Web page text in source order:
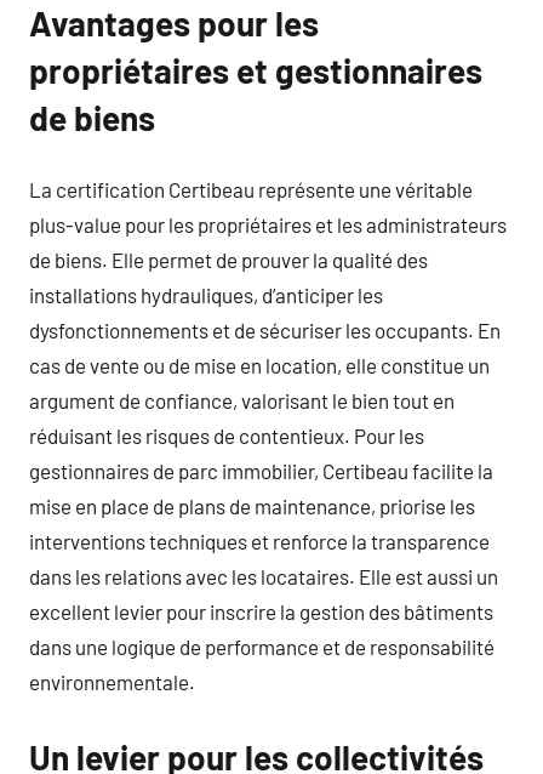
Avantages pour les
propriétaires et gestionnaires
de biens
La certification Certibeau représente une véritable
plus-value pour les propriétaires et les administrateurs
de biens. Elle permet de prouver la qualité des
installations hydrauliques, d’anticiper les
dysfonctionnements et de sécuriser les occupants. En
cas de vente ou de mise en location, elle constitue un
argument de confiance, valorisant le bien tout en
réduisant les risques de contentieux. Pour les
gestionnaires de parc immobilier, Certibeau facilite la
mise en place de plans de maintenance, priorise les
interventions techniques et renforce la transparence
dans les relations avec les locataires. Elle est aussi un
excellent levier pour inscrire la gestion des bâtiments
dans une logique de performance et de responsabilité
environnementale.
Un levier pour les collectivités